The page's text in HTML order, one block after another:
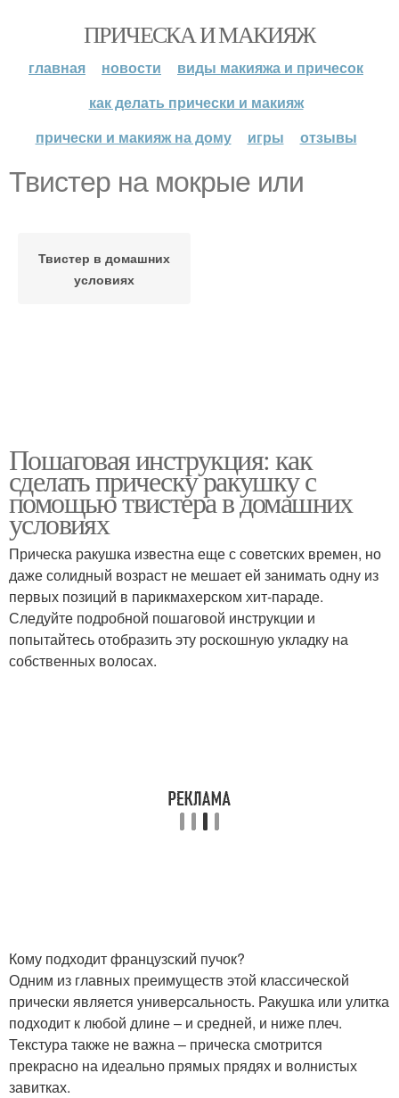
ПРИЧЕСКА И МАКИЯЖ
главная новости
виды макияжа и причесок
как делать прически и макияж
прически и макияж на дому
игры отзывы
Твистер на мокрые или
Твистер в домашних
условиях
Пошаговая инструкция: как
сделать прическу ракушку с
помощью твистера в домашних
условиях
Прическа ракушка известна еще с советских времен, но
даже солидный возраст не мешает ей занимать одну из
первых позиций в парикмахерском хит-параде.
Следуйте подробной пошаговой инструкции и
попытайтесь отобразить эту роскошную укладку на
собственных волосах.
Кому подходит французский пучок?
Одним из главных преимуществ этой классической
прически является универсальность. Ракушка или улитка
подходит к любой длине – и средней, и ниже плеч.
Текстура также не важна – прическа смотрится
прекрасно на идеально прямых прядях и волнистых
завитках.